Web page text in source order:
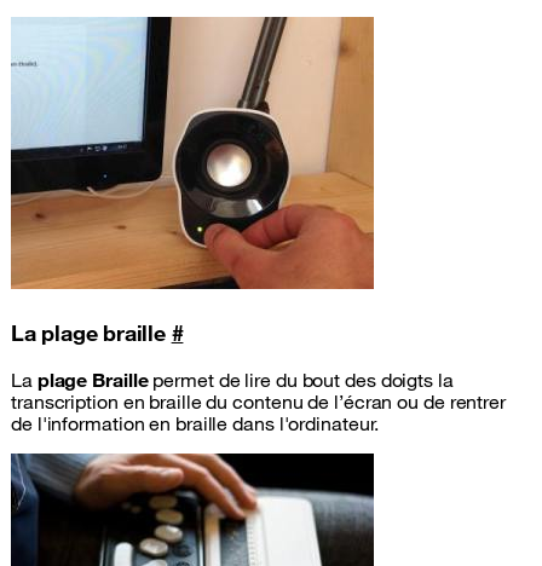
La plage braille #
La plage Braillepermet de lire du bout des doigts la
transcription en braille du contenu de l’écran ou de rentrer
de l'information en braille dans l'ordinateur.